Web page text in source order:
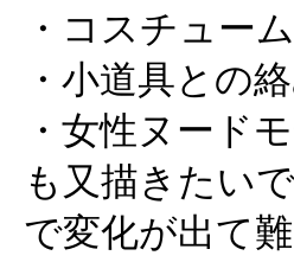
・コスチュー
・小道具との絡
・女性ヌード
も又描きたい
で変化が出て